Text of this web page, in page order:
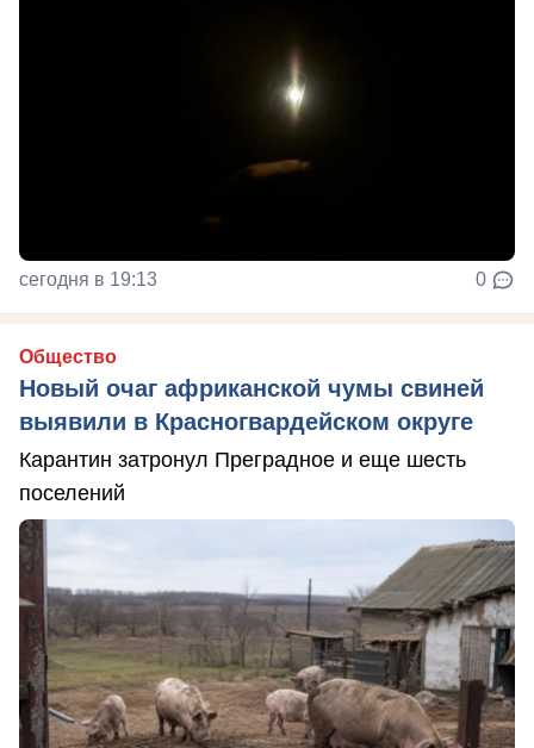
сегодня в 19:13 0
Общество
Новый очаг африканской чумы свиней
выявили в Красногвардейском округе
Карантин затронул Преградное и еще шесть
поселений